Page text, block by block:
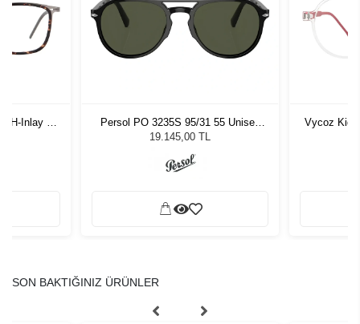
H-Inlay 53-
Persol PO 3235S 95/31 55 Unisex
Güneş Gözlüğü
19.145,00 TL
Vycoz Kids
SON BAKTIĞINIZ ÜRÜNLER